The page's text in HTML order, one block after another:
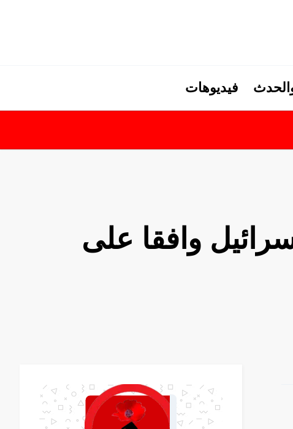
فيديوهات
وافقا على